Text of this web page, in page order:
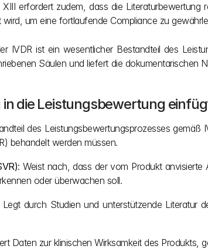
erfordert zudem, dass die
um eine fortlaufende Compliance zu
IVDR ist ein wesentlicher Bestandteil des
Säulen und liefert die
die Leistungsbewertung
des Leistungsbewertungsprozesses
behandelt werden müssen.
: Weist nach, dass der vom Produkt
oder überwachen soll.
Legt durch Studien und unterstützende Literatur
Daten zur klinischen Wirksamkeit des